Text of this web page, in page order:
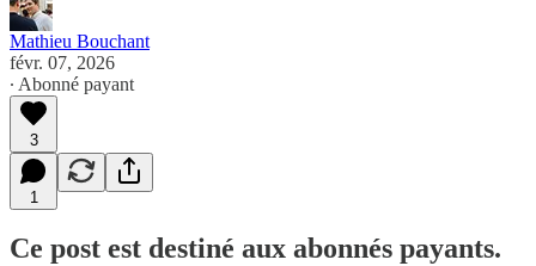
Mathieu Bouchant
févr. 07, 2026
∙ Abonné payant
3
1
Ce post est destiné aux abonnés payants.